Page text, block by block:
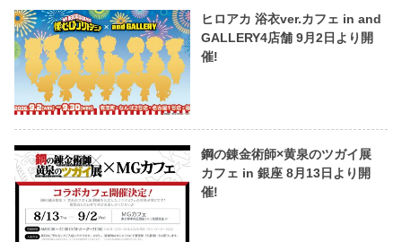
ヒロアカ 浴衣ver.カフェ in and
GALLERY4店舗 9月2日より開
催!
鋼の錬金術師×黄泉のツガイ展
カフェ in 銀座 8月13日より開
催!